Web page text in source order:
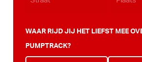
WAAR RIJD JIJ HET LIEFST MEE
PUMPTRACK?